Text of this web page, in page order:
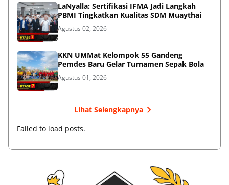
LaNyalla: Sertifikasi IFMA Jadi Langkah
PBMI Tingkatkan Kualitas SDM Muaythai
Agustus 02, 2026
KKN UMMat Kelompok 55 Gandeng
Pemdes Baru Gelar Turnamen Sepak Bola
Agustus 01, 2026
Lihat Selengkapnya
Failed to load posts.